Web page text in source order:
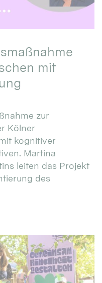
mit
zur
Kölner
kognitiver
Martina
leiten das Projekt
des